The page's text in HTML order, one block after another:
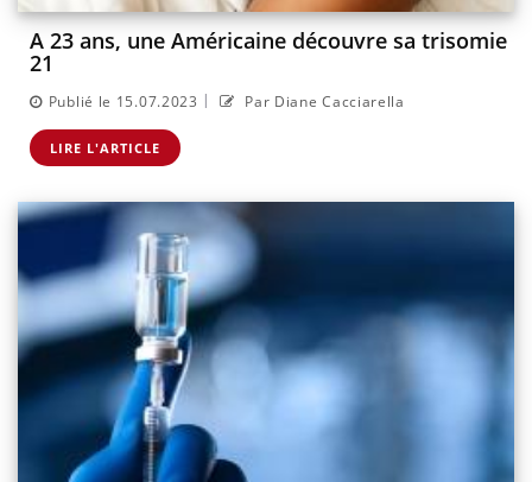
A 23 ans, une Américaine découvre sa trisomie
21
Publié le 15.07.2023 | Par Diane Cacciarella
LIRE L'ARTICLE